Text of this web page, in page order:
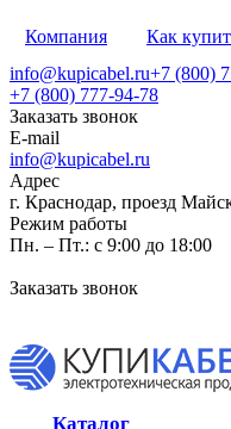
Компания Как
info@kupicabel.ru+7 (800)
+7 (800) 777-94-78
Заказать звонок
E-mail
info@kupicabel.ru
Адрес
г. Краснодар, проезд
Режим работы
Пн. – Пт.: с 9:00 до 18:00
Заказать звонок
Каталог